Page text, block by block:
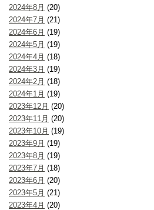
2024年8月 (20)
2024年7月 (21)
2024年6月 (19)
2024年5月 (19)
2024年4月 (18)
2024年3月 (19)
2024年2月 (18)
2024年1月 (19)
2023年12月 (20)
2023年11月 (20)
2023年10月 (19)
2023年9月 (19)
2023年8月 (19)
2023年7月 (18)
2023年6月 (20)
2023年5月 (21)
2023年4月 (20)